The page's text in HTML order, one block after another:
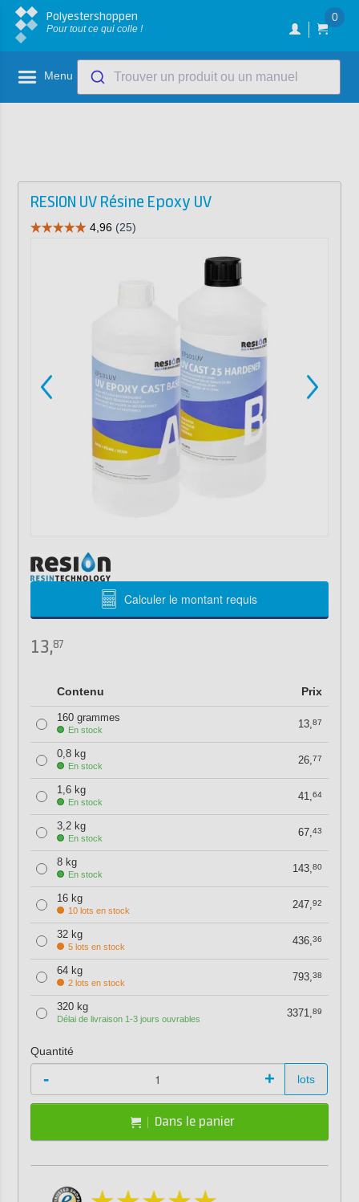
Polyestershoppen
Pour tout ce qui colle !
0
Menu Trouver un produit ou un manuel
RESION UV Résine Epoxy UV
Calculer le montant requis
13,87
Contenu Prix
160 grammes
En stock 13,87
0,8 kg
En stock 26,77
1,6 kg
En stock 41,64
3,2 kg
En stock 67,43
8 kg
En stock 143,80
16 kg
10 lots en stock 247,92
32 kg
5 lots en stock 436,36
64 kg
2 lots en stock 793,38
320 kg
Délai de livraison 1-3 jours ouvrables 3371,89
Quantité
- + lots
Dans le panier